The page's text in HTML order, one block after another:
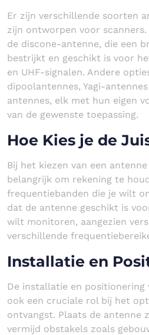
Er zijn verschillende soorten
zijn ontworpen voor
de discone-antenne, die een
bestrijkt en geschikt is voor
en UHF-signalen. Andere
dipoolantennes, Yagi-
antennes, elk met hun eigen
van de gewenste toepassing.
Hoe Kies je de
Bij het kiezen van een
belangrijk om rekening te
frequentiebanden die je wilt
dat de antenne geschikt is
wilt monitoren, aangezien
verschillende
Installatie en
De installatie en positionering
ook een cruciale rol bij het
ontvangst. Plaats de antenne
vermijd obstakels zoals